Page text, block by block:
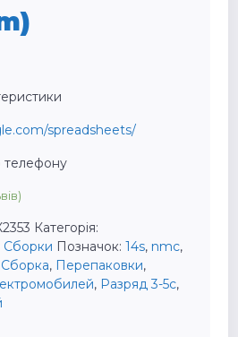
spreadsheets/
телефону
Категорія:
Сборки Позначок:14s, nmc,
, Перепаковки,
, Разряд 3-5c,